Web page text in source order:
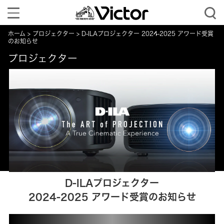
Toggle
navigation
ホーム プロジェクター
D-ILAプロジェクター 2024-2025 アワード受賞
のお知らせ
プロジェクター
D-ILAプロジェクター
2024-2025 アワード受賞のお知らせ